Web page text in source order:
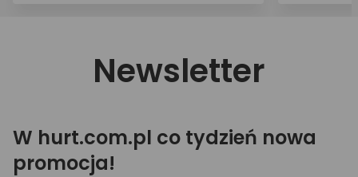
Newsletter
W hurt.com.pl co tydzień nowa
promocja!